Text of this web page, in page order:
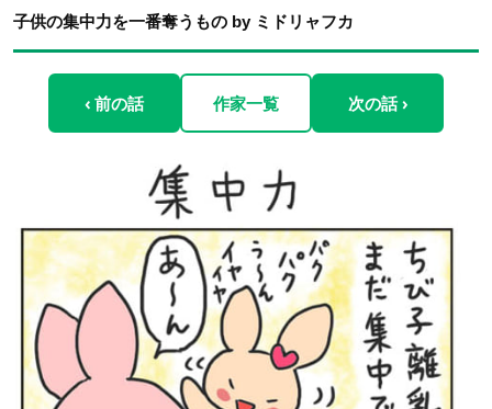
子供の集中力を一番奪うもの by ミドリャフカ
‹ 前の話 作家一覧 次の話 ›